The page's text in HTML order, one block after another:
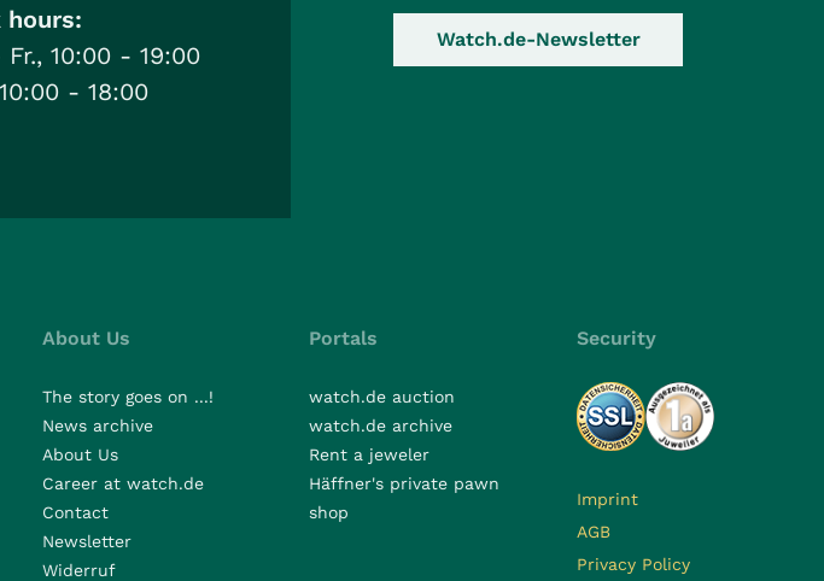
hours:
Fr., 10:00 - 19:00
- 18:00
Watch.de-Newsletter
About Us
The story goes on ...!
News archive
About Us
Career at watch.de
Contact
Newsletter
Widerruf
Portals
watch.de auction
watch.de archive
Rent a jeweler
Häffner's private pawn
shop
Security
Imprint
AGB
Privacy Policy